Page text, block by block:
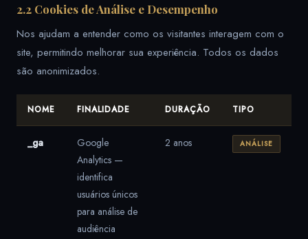
2.2 Cookies de Análise e Desempenho
Nos ajudam a entender como os visitantes interagem com o
site, permitindo melhorar sua experiência. Todos os dados
são anonimizados.
NOME FINALIDADE DURAÇÃO TIPO
_ga
Google
Analytics —
identifica
usuários únicos
para análise de
audiência
2 anos ANÁLISE